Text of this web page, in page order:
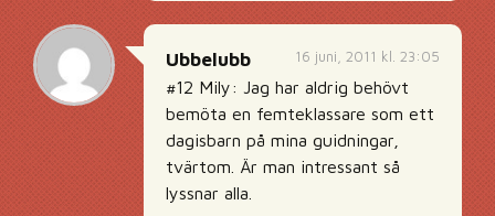
16 juni, 2011 kl. 23:05
Ubbelubb
#12 Mily: Jag har aldrig behövt
bemöta en femteklassare som ett
dagisbarn på mina guidningar,
tvärtom. Är man intressant så
lyssnar alla.